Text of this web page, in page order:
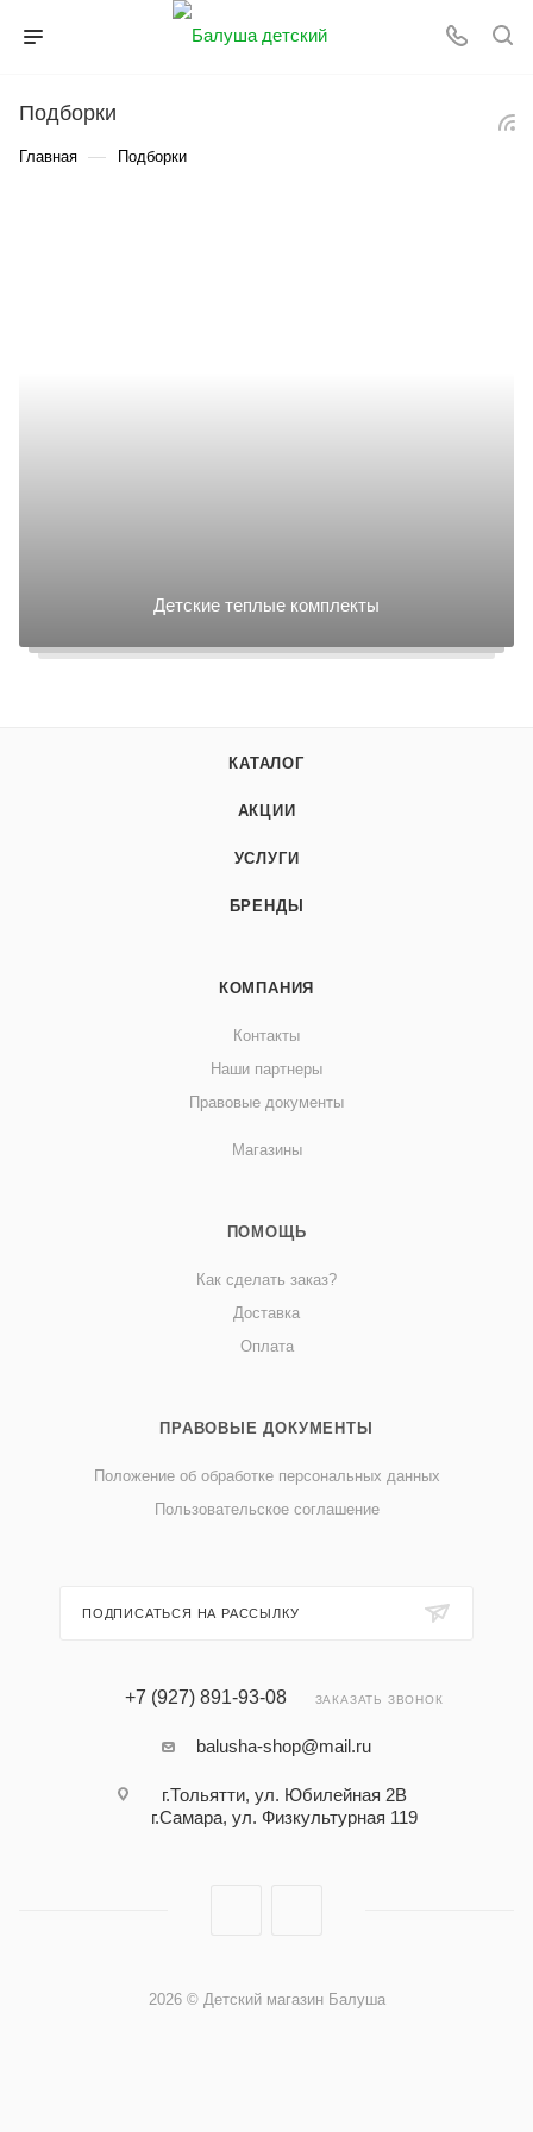
Подборки
Главная — Подборки
Детские теплые комплекты
КАТАЛОГ
АКЦИИ
УСЛУГИ
БРЕНДЫ
КОМПАНИЯ
Контакты
Наши партнеры
Правовые документы
Магазины
ПОМОЩЬ
Как сделать заказ?
Доставка
Оплата
ПРАВОВЫЕ ДОКУМЕНТЫ
Положение об обработке персональных данных
Пользовательское соглашение
ПОДПИСАТЬСЯ НА РАССЫЛКУ
+7 (927) 891-93-08 ЗАКАЗАТЬ ЗВОНОК
balusha-shop@mail.ru
г.Тольятти, ул. Юбилейная 2В
г.Самара, ул. Физкультурная 119
2026 © Детский магазин Балуша